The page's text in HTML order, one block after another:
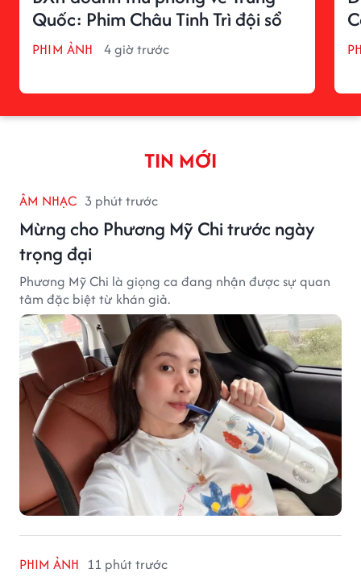
Quốc: Phim Châu Tinh Trì đội sổ
PHIM ẢNH 4 giờ trước
TIN MỚI
ÂM NHẠC 3 phút trước
Mừng cho Phương Mỹ Chi trước ngày
trọng đại
Phương Mỹ Chi là giọng ca đang nhận được sự quan
tâm đặc biệt từ khán giả.
PHIM ẢNH 11 phút trước